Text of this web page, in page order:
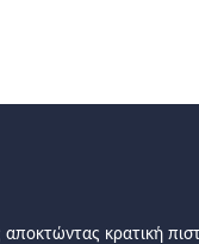
αποκτώντας κρατική